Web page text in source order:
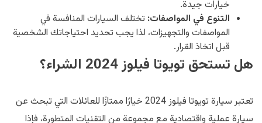
خيارات جيدة.
التنوع في المواصفات: تختلف السيارات المنافسة في
المواصفات والتجهيزات، لذا يجب تحديد احتياجاتك الشخصية
قبل اتخاذ القرار.
هل تستحق تويوتا فيلوز 2024 الشراء؟
تعتبر سيارة تويوتا فيلوز 2024 خيارًا ممتازًا للعائلات التي تبحث عن
سيارة عملية واقتصادية مع مجموعة من التقنيات المتطورة، فإذا